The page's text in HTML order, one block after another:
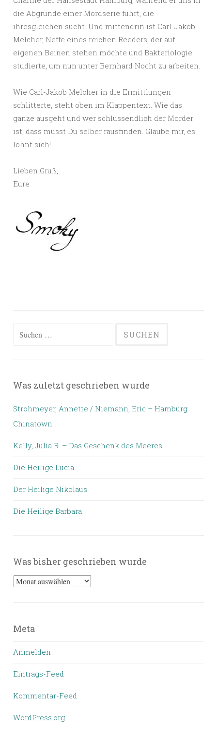
die Abgründe einer Mordserie führt, die
ihresgleichen sucht. Und mittendrin ist Carl-Jakob
Melcher, Neffe eines reichen Reeders, der auf
eigenen Beinen stehen möchte und Bakteriologie
studierte, um nun unter Bernhard Nocht zu arbeiten.
Wie Carl-Jakob Melcher in die Ermittlungen
schlitterte, steht oben im Klappentext. Wie das
ganze ausgeht und wer schlussendlich der Mörder
ist, dass musst Du selber rausfinden. Glaube mir, es
lohnt sich!
Lieben Gruß,
Eure
Suchen
Was zuletzt geschrieben wurde
Strohmeyer, Annette / Niemann, Eric – Hamburg
Chinatown
Kelly, Julia R. – Das Geschenk des Meeres
Die Heilige Lucia
Der Heilige Nikolaus
Die Heilige Barbara
Was bisher geschrieben wurde
Was
wurde
Meta
Anmelden
Eintrags-Feed
Kommentar-Feed
WordPress.org